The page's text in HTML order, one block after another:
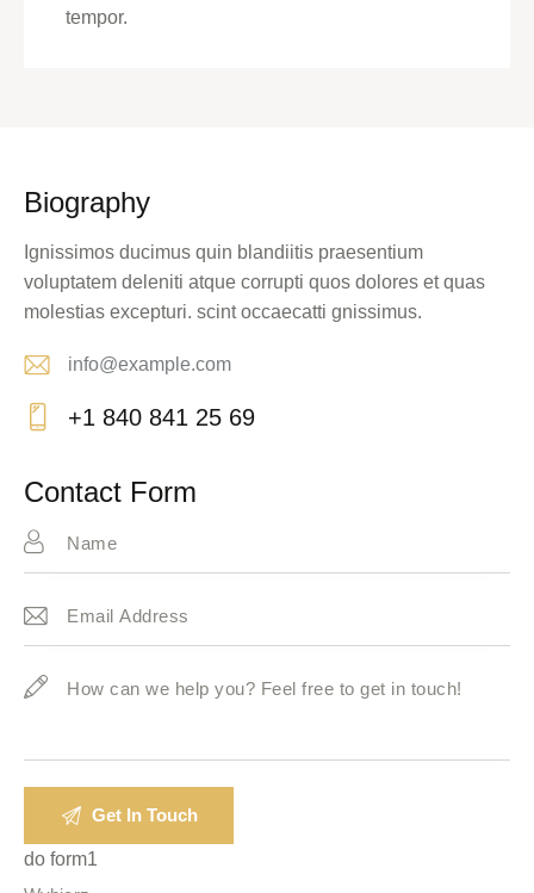
tempor.
Biography
Ignissimos ducimus quin blandiitis praesentium
voluptatem deleniti atque corrupti quos dolores et quas
molestias excepturi. scint occaecatti gnissimus.
E-
m
info@example.com
on
+1 840 841 25 69
Contact Form
do form1